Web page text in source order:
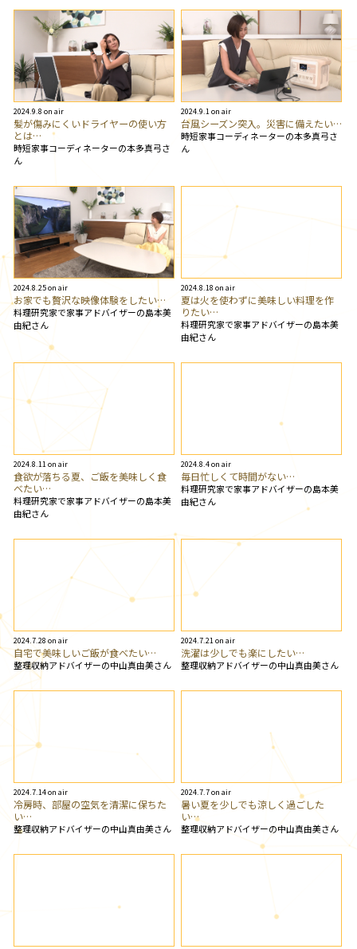
2024.9.8 on air
髪が傷みにくいドライヤーの使い方
とは…
時短家事コーディネーターの本多真弓さ
ん
2024.9.1 on air
台風シーズン突入。災害に備えたい…
時短家事コーディネーターの本多真弓さ
ん
2024.8.25 on air
お家でも贅沢な映像体験をしたい…
料理研究家で家事アドバイザーの島本美
由紀さん
2024.8.18 on air
夏は火を使わずに美味しい料理を作
りたい…
料理研究家で家事アドバイザーの島本美
由紀さん
2024.8.11 on air
食欲が落ちる夏、ご飯を美味しく食
べたい…
料理研究家で家事アドバイザーの島本美
由紀さん
2024.8.4 on air
毎日忙しくて時間がない…
料理研究家で家事アドバイザーの島本美
由紀さん
2024.7.28 on air
自宅で美味しいご飯が食べたい…
整理収納アドバイザーの中山真由美さん
2024.7.21 on air
洗濯は少しでも楽にしたい…
整理収納アドバイザーの中山真由美さん
2024.7.14 on air
冷房時、部屋の空気を清潔に保ちた
い…
整理収納アドバイザーの中山真由美さん
2024.7.7 on air
暑い夏を少しでも涼しく過ごした
い…
整理収納アドバイザーの中山真由美さん